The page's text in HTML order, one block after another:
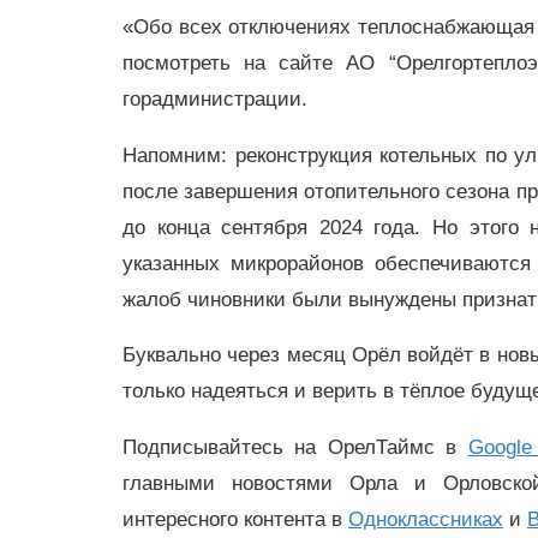
«Обо всех отключениях
посмотреть на сайте АО
горадминистрации.
Напомним: реконструкция котельных по
после завершения отопительного сезона
до конца сентября 2024 года. Но
указанных микрорайонов
жалоб чиновники были вынуждены
Буквально через месяц Орёл войдёт в
только надеяться и верить в тёплое
Подписывайтесь на ОрелТаймс в
главными новостями Орла и
интересного контента в Одноклассниках и